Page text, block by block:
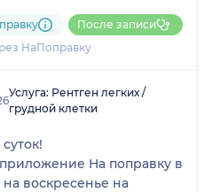
НаПоправку
После записи
Услуга: Рентген легких /
грудной клетки
На поправку в
воскресенье на